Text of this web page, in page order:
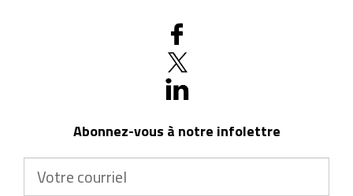
Abonnez-vous à notre infolettre